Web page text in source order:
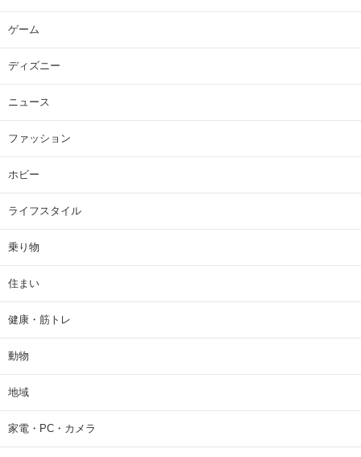
ゲーム
ディズニー
ニュース
ファッション
ホビー
ライフスタイル
乗り物
住まい
健康・筋トレ
動物
地域
家電・PC・カメラ